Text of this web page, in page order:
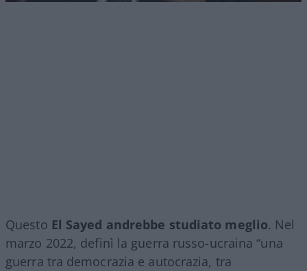
Questo El Sayed andrebbe studiato meglio. Nel
marzo 2022, definì la guerra russo-ucraina “una
guerra tra democrazia e autocrazia, tra